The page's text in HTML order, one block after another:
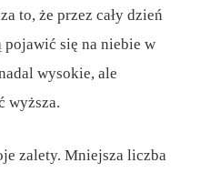
to, że przez cały dzień
pojawić się na niebie w
wysokie, ale
wyższa.
zalety. Mniejsza liczba